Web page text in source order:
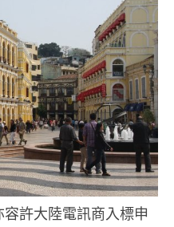
許大陸電訊商入標申